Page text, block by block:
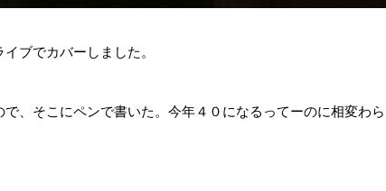
ブでカバーしました。
、そこにペンで書いた。今年４０になるってーのに相変わら